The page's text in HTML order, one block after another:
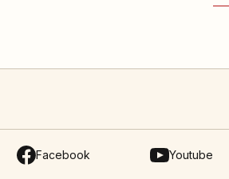
Facebook Youtube